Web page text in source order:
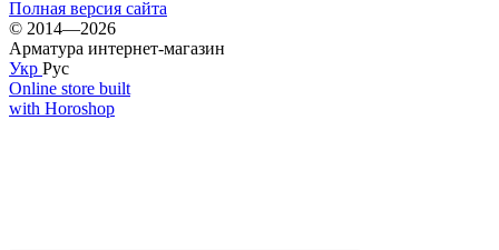
Полная версия сайта
© 2014—2026
Арматура интернет-магазин
Укр Рус
Online store built
with Horoshop